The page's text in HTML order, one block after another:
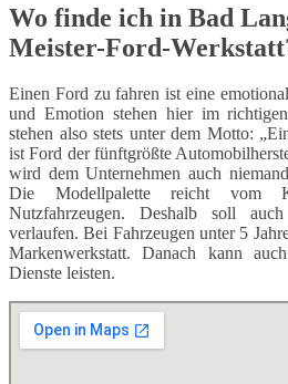
Wo finde ich in Bad
Meister-Ford-
Einen Ford zu fahren ist eine
und Emotion stehen hier im
stehen also stets unter dem Motto:
ist Ford der fünftgrößte
wird dem Unternehmen auch
Die Modellpalette reicht vom
Nutzfahrzeugen. Deshalb soll
verlaufen. Bei Fahrzeugen unter 5
Markenwerkstatt. Danach kann
Dienste leisten.